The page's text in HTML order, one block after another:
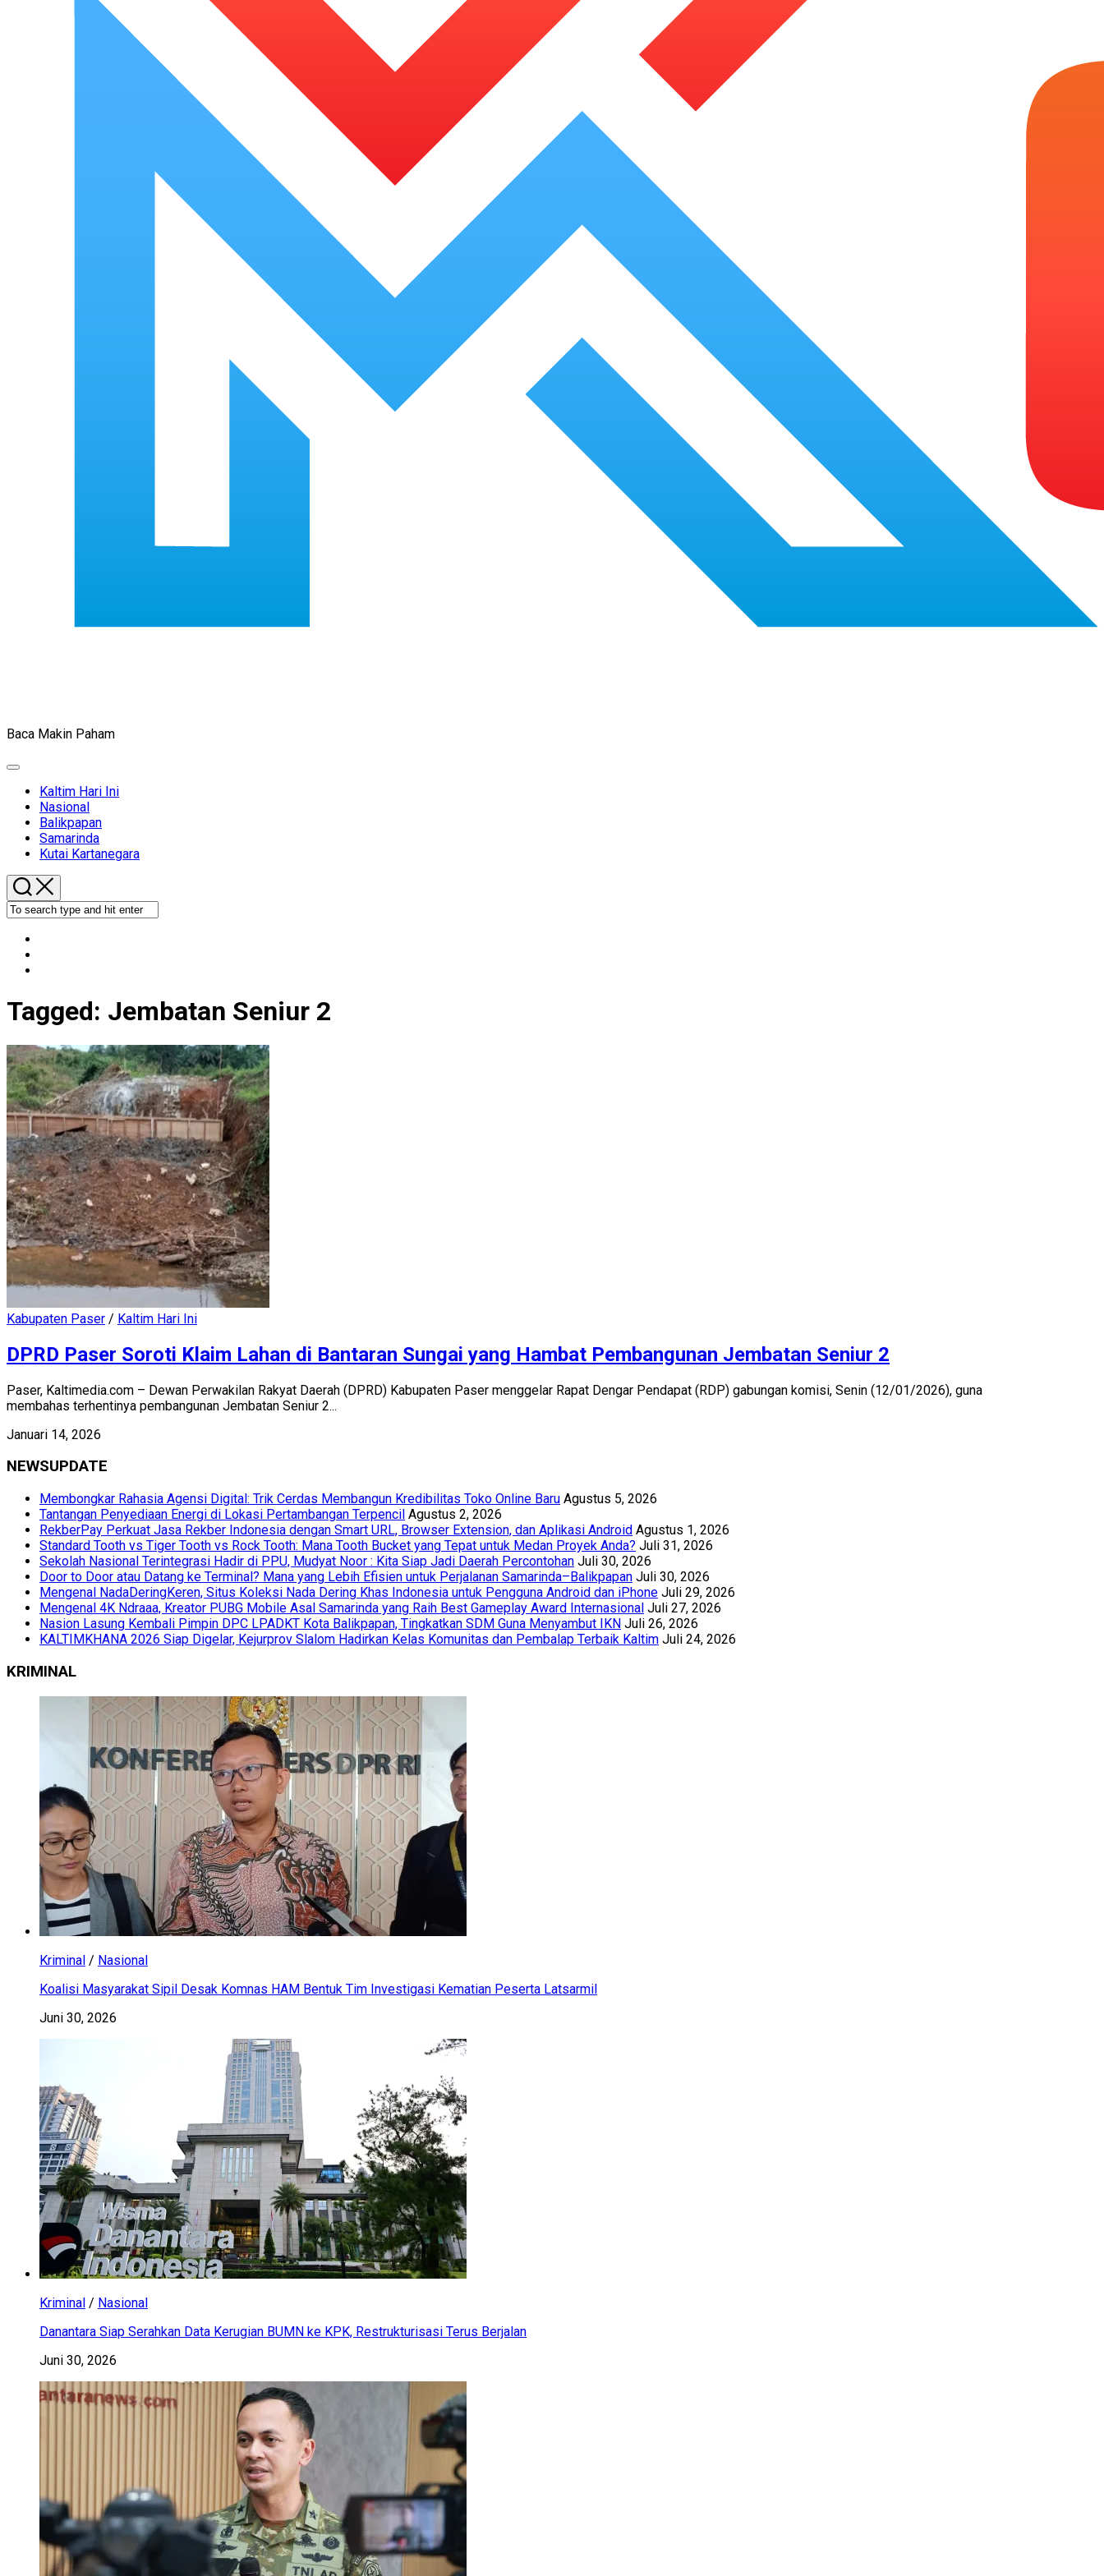
Baca Makin Paham
Expand
Kaltim Hari Ini
Nasional
Balikpapan
Samarinda
Kutai Kartanegara
Tagged: Jembatan Seniur 2
Kabupaten Paser / Kaltim Hari Ini
DPRD Paser Soroti Klaim Lahan di Bantaran Sungai yang Hambat Pembangunan Jembatan Seniur 2
Paser, Kaltimedia.com – Dewan Perwakilan Rakyat Daerah (DPRD) Kabupaten Paser menggelar Rapat Dengar Pendapat (RDP) gabungan komisi, Senin (12/01/2026), guna
membahas terhentinya pembangunan Jembatan Seniur 2...
Januari 14, 2026
NEWSUPDATE
Membongkar Rahasia Agensi Digital: Trik Cerdas Membangun Kredibilitas Toko Online Baru Agustus 5, 2026
Tantangan Penyediaan Energi di Lokasi Pertambangan Terpencil Agustus 2, 2026
RekberPay Perkuat Jasa Rekber Indonesia dengan Smart URL, Browser Extension, dan Aplikasi Android Agustus 1, 2026
Standard Tooth vs Tiger Tooth vs Rock Tooth: Mana Tooth Bucket yang Tepat untuk Medan Proyek Anda? Juli 31, 2026
Sekolah Nasional Terintegrasi Hadir di PPU, Mudyat Noor : Kita Siap Jadi Daerah Percontohan Juli 30, 2026
Door to Door atau Datang ke Terminal? Mana yang Lebih Efisien untuk Perjalanan Samarinda–Balikpapan Juli 30, 2026
Mengenal NadaDeringKeren, Situs Koleksi Nada Dering Khas Indonesia untuk Pengguna Android dan iPhone Juli 29, 2026
Mengenal 4K Ndraaa, Kreator PUBG Mobile Asal Samarinda yang Raih Best Gameplay Award Internasional Juli 27, 2026
Nasion Lasung Kembali Pimpin DPC LPADKT Kota Balikpapan, Tingkatkan SDM Guna Menyambut IKN Juli 26, 2026
KALTIMKHANA 2026 Siap Digelar, Kejurprov Slalom Hadirkan Kelas Komunitas dan Pembalap Terbaik Kaltim Juli 24, 2026
KRIMINAL
Kriminal / Nasional
Koalisi Masyarakat Sipil Desak Komnas HAM Bentuk Tim Investigasi Kematian Peserta Latsarmil
Juni 30, 2026
Kriminal / Nasional
Danantara Siap Serahkan Data Kerugian BUMN ke KPK, Restrukturisasi Terus Berjalan
Juni 30, 2026